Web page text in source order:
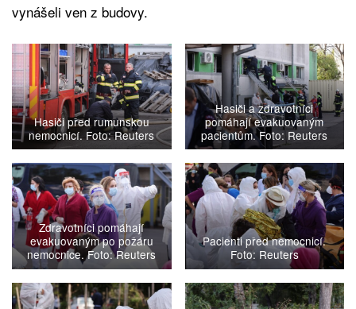
vynášeli ven z budovy.
Hasiči před rumunskou
nemocnicí. Foto: Reuters
Hasiči a zdravotníci
pomáhají evakuovaným
pacientům. Foto: Reuters
Zdravotníci pomáhají
evakuovaným po požáru
nemocnice. Foto: Reuters
Pacienti před nemocnicí.
Foto: Reuters